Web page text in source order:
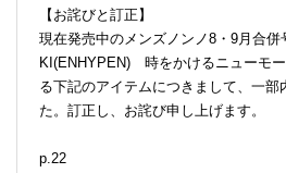
【お詫びと訂正】
現在発売中のメンズノンノ8・9月合
KI(ENHYPEN) 時をかけるニューモ
る下記のアイテムにつきまして、一部
た。訂正し、お詫び申し上げます。
p.22